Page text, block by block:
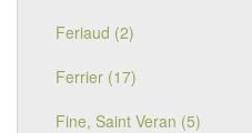
Feriaud (2)
Ferrier (17)
Fine, Saint Veran (5)